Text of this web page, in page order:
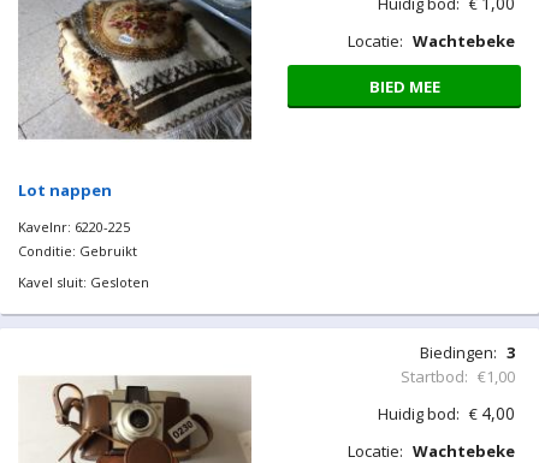
Lot nappen
Kavelnr: 6220-225
Conditie: Gebruikt
Kavel sluit: Gesloten
Locatie: Wachtebeke
BIED MEE
Biedingen: 3
Startbod: €1,00
Huidig bod: € 4,00
Locatie: Wachtebeke